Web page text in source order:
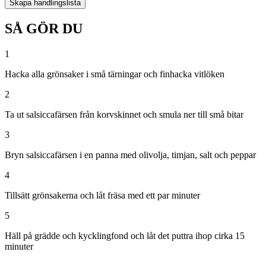
Skapa handlingslista
SÅ GÖR DU
1
Hacka alla grönsaker i små tärningar och finhacka vitlöken
2
Ta ut salsiccafärsen från korvskinnet och smula ner till små bitar
3
Bryn salsiccafärsen i en panna med olivolja, timjan, salt och peppar
4
Tillsätt grönsakerna och låt fräsa med ett par minuter
5
Häll på grädde och kycklingfond och låt det puttra ihop cirka 15
minuter